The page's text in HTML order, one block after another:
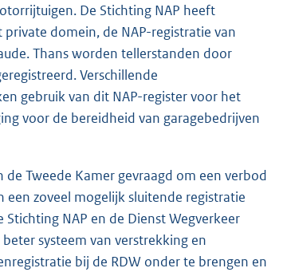
De Stichting NAP heeft
domein, de NAP-registratie van
Thans worden tellerstanden door
Verschillende
gebruik van dit NAP-register voor het
voor de bereidheid van garagebedrijven
Tweede Kamer gevraagd om een verbod
een zoveel mogelijk sluitende registratie
NAP en de Dienst Wegverkeer
systeem van verstrekking en
bij de RDW onder te brengen en